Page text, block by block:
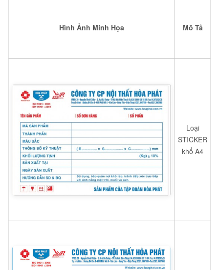
Hình Ảnh Minh Họa Mô Tả
Loại
STICKER
khổ A4